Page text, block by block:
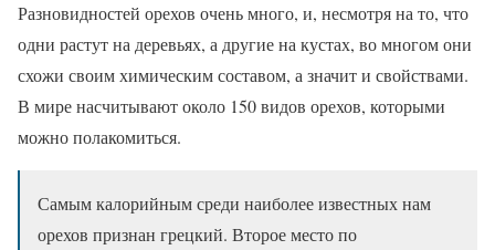
Разновидностей орехов очень много, и, несмотря на то, что
одни растут на деревьях, а другие на кустах, во многом они
схожи своим химическим составом, а значит и свойствами.
В мире насчитывают около 150 видов орехов, которыми
можно полакомиться.
Самым калорийным среди наиболее известных нам
орехов признан грецкий. Второе место по